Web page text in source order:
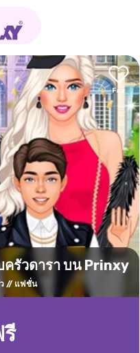
ครัวดารา บน Prinxy
แฟชั่น